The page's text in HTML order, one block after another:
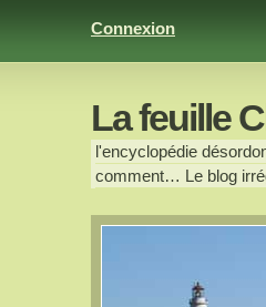
Connexion
La feuille
l'encyclopédie
comment… Le blog